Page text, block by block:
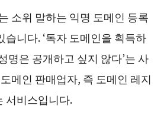
소위 말하는 익명 도메인 등록
습니다. ‘독자 도메인을 획득하
명은 공개하고 싶지 않다’는 사
메인 판매업자, 즉 도메인 레지
서비스입니다.